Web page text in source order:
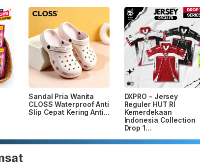
Sandal Pria Wanita
CLOSS Waterproof Anti
Slip Cepat Kering Anti...
DXPRO - Jersey
Reguler HUT RI
Kemerdekaan
Indonesia Collection
Drop 1...